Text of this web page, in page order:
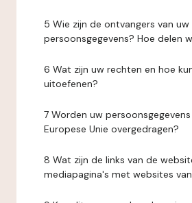
5 Wie zijn de ontvangers van uw
persoonsgegevens? Hoe delen
6 Wat zijn uw rechten en hoe
uitoefenen?
7 Worden uw
Europese Unie overgedragen?
8 Wat zijn de links van de
mediapagina's met websites